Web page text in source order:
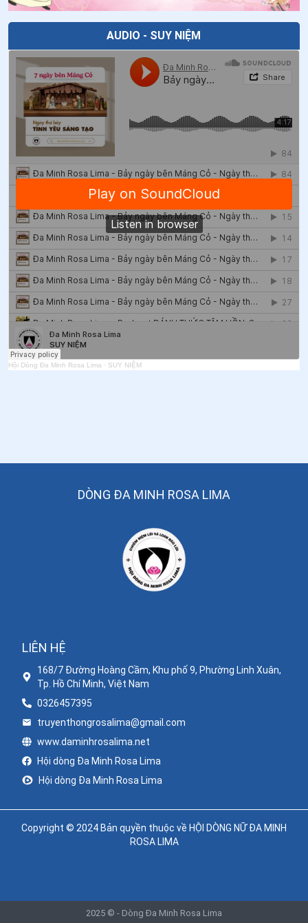
48.Tấm Áo cuộc đời
49 .Cuốn sách dạy tôi cách hiện diện
50.Ký ức không chìm
.Viết cho quý chị mừng HỒNG ÂN THÁNH HIẾN
52.Cha tôi
Vẽ cuộc đời bằng màu Thập giá
54 .Niềm vui của cô giáo mầm non
55 .Viết tiếp câu chuyện HOÀ BÌNH
56 Đức Thánh Cha Phanxicô và bức họa còn dang dở
57 .Từ con tim của một người Cha: Hòa Bình là Con
Đường
58.Chiều buông trên mộ đá
Chúc mừng những người phụ nữ của Chúa
AUDIO - SUY NIỆM
Hội Dòng Đa Minh Rosa Lima · SUY NIỆM
DÒNG ĐA MINH ROSA LIMA
LIÊN HỆ
168/7 Đường Hoàng Cầm, Khu phố 9, Phường Linh Xuân,
Tp. Hồ Chí Minh, Việt Nam
0326457395
truyenthongrosalima@gmail.com
www.daminhrosalima.net
Hội dòng Đa Minh Rosa Lima
Hội dòng Đa Minh Rosa Lima
Copyright © 2024 Bản quyền thuộc về HỘI DÒNG NỮ ĐA MINH
ROSA LIMA
2025 © - Dòng Đa Minh Rosa Lima